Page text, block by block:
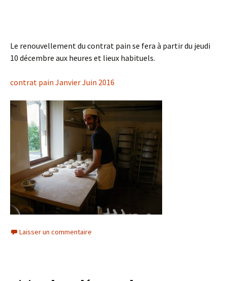
Le renouvellement du contrat pain se fera à partir du jeudi
10 décembre aux heures et lieux habituels.
contrat pain Janvier Juin 2016
Laisser un commentaire